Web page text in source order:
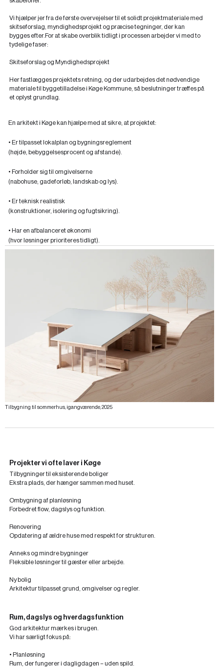
Vi hjælper jer fra de første overvejelser til et solidt projektmateriale med
skitseforslag, myndighedsprojekt og præcise tegninger, der kan
bygges efter.For at skabe overblik tidligt i processen arbejder vi med to
tydelige faser:
Skitseforslag og Myndighedsprojekt
Her fastlægges projektets retning, og der udarbejdes det nødvendige
materiale til byggetilladelse i Køge Kommune, så beslutninger træffes på
et oplyst grundlag.
En arkitekt i Køge kan hjælpe med at sikre, at projektet:
• Er tilpasset lokalplan og bygningsreglement
(højde, bebyggelsesprocent og afstande).
• Forholder sig til omgivelserne
(nabohuse, gadeforløb, landskab og lys).
• Er teknisk realistisk
(konstruktioner, isolering og fugtsikring).
• Har en afbalanceret økonomi
(hvor løsninger prioriteres tidligt).
Tilbygning til sommerhus, igangværende, 2025
Projekter vi ofte laver i Køge
Tilbygninger til eksisterende boliger
Ekstra plads, der hænger sammen med huset.
Ombygning af planløsning
Forbedret flow, dagslys og funktion.
Renovering
Opdatering af ældre huse med respekt for strukturen.
Anneks og mindre bygninger
Fleksible løsninger til gæster eller arbejde.
Ny bolig
Arkitektur tilpasset grund, omgivelser og regler.
Rum, dagslys og hverdagsfunktion
God arkitektur mærkes i brugen.
Vi har særligt fokus på:
• Planløsning
Rum, der fungerer i dagligdagen – uden spild.